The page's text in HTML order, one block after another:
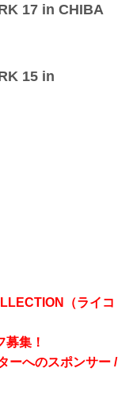
17 in CHIBA
15 in
（ライコ
集！
ーへのスポンサー /